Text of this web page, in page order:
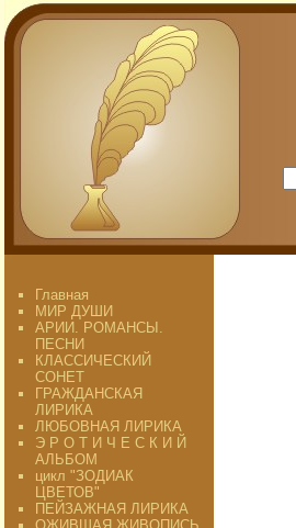
Главная
МИР ДУШИ
АРИИ. РОМАНСЫ.
ПЕСНИ
КЛАССИЧЕСКИЙ
СОНЕТ
ГРАЖДАНСКАЯ
ЛИРИКА
ЛЮБОВНАЯ ЛИРИКА
Э Р О Т И Ч Е С К И Й
АЛЬБОМ
цикл "ЗОДИАК
ЦВЕТОВ"
ПЕЙЗАЖНАЯ ЛИРИКА